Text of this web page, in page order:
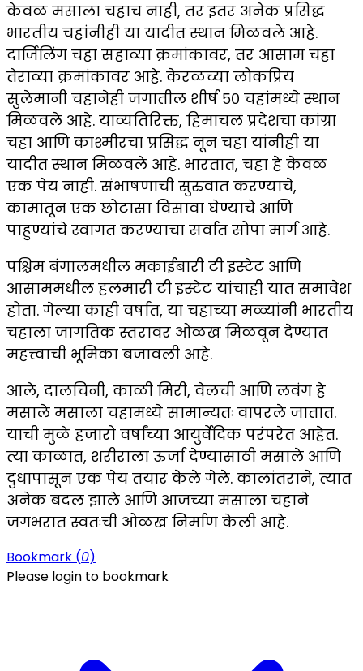
केवळ मसाला चहाच नाही, तर इतर अनेक प्रसिद्ध
भारतीय चहांनीही या यादीत स्थान मिळवले आहे.
दार्जिलिंग चहा सहाव्या क्रमांकावर, तर आसाम चहा
तेराव्या क्रमांकावर आहे. केरळच्या लोकप्रिय
सुलेमानी चहानेही जगातील शीर्ष ५० चहांमध्ये स्थान
मिळवले आहे. याव्यतिरिक्त, हिमाचल प्रदेशचा कांग्रा
चहा आणि काश्मीरचा प्रसिद्ध नून चहा यांनीही या
यादीत स्थान मिळवले आहे. भारतात, चहा हे केवळ
एक पेय नाही. संभाषणाची सुरुवात करण्याचे,
कामातून एक छोटासा विसावा घेण्याचे आणि
पाहुण्यांचे स्वागत करण्याचा सर्वात सोपा मार्ग आहे.
पश्चिम बंगालमधील मकाईबारी टी इस्टेट आणि
आसाममधील हलमारी टी इस्टेट यांचाही यात समावेश
होता. गेल्या काही वर्षांत, या चहाच्या मळ्यांनी भारतीय
चहाला जागतिक स्तरावर ओळख मिळवून देण्यात
महत्त्वाची भूमिका बजावली आहे.
आले, दालचिनी, काळी मिरी, वेलची आणि लवंग हे
मसाले मसाला चहामध्ये सामान्यतः वापरले जातात.
याची मुळे हजारो वर्षांच्या आयुर्वेदिक परंपरेत आहेत.
त्या काळात, शरीराला ऊर्जा देण्यासाठी मसाले आणि
दुधापासून एक पेय तयार केले गेले. कालांतराने, त्यात
अनेक बदल झाले आणि आजच्या मसाला चहाने
जगभरात स्वतःची ओळख निर्माण केली आहे.
Bookmark (0)
Please login to bookmark